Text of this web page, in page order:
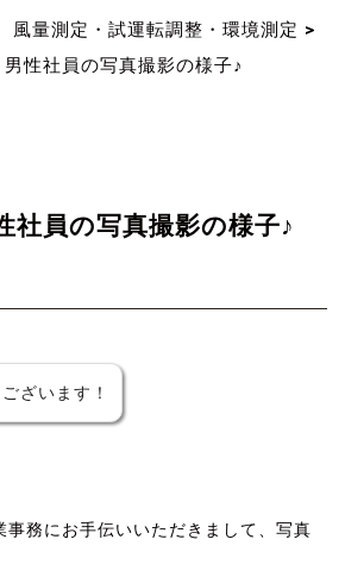
風量測定・試運転調整・環境測定 >
男性社員の写真撮影の様子♪
社員の写真撮影の様子♪
ざいます！
事務にお手伝いいただきまして、写真